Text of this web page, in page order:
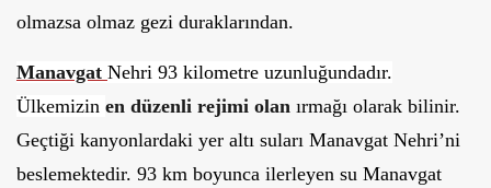
olmazsa olmaz gezi duraklarından.
Manavgat Nehri 93 kilometre uzunluğundadır.
Ülkemizin en düzenli rejimi olan ırmağı olarak bilinir.
Geçtiği kanyonlardaki yer altı suları Manavgat Nehri’ni
beslemektedir. 93 km boyunca ilerleyen su Manavgat